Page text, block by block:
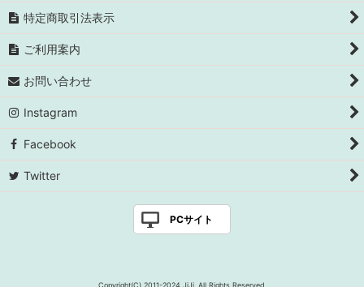
特定商取引法表示
ご利用案内
お問い合わせ
Instagram
Facebook
Twitter
PCサイト
Copyright(C) 2011-2024 JiJi. All Rights Reserved.